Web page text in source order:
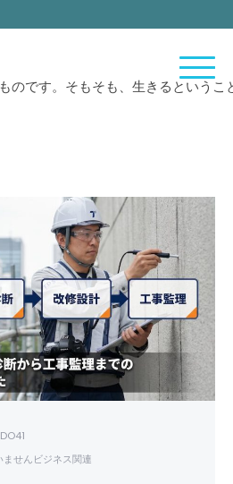
のです。そもそも、生きるという
ませんビジネス関連